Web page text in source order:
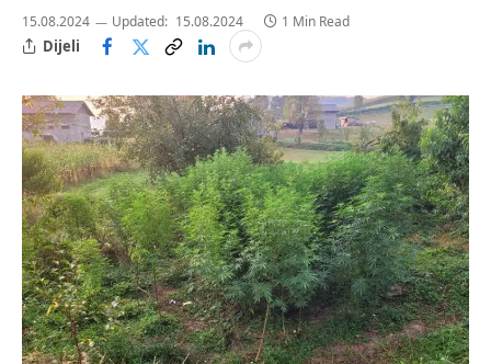
15.08.2024 Updated: 15.08.2024 1 Min Read
Dijeli